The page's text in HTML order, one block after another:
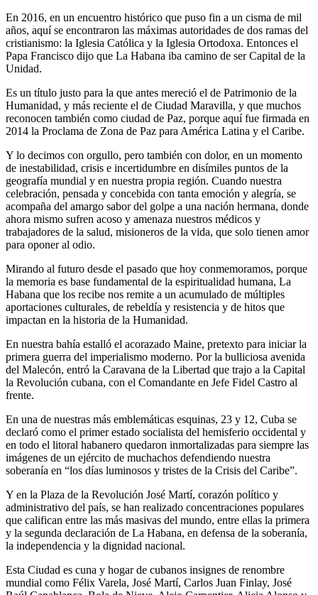
En 2016, en un encuentro histórico que puso fin a un cisma de mil
años, aquí se encontraron las máximas autoridades de dos ramas del
cristianismo: la Iglesia Católica y la Iglesia Ortodoxa. Entonces el
Papa Francisco dijo que La Habana iba camino de ser Capital de la
Unidad.
Es un título justo para la que antes mereció el de Patrimonio de la
Humanidad, y más reciente el de Ciudad Maravilla, y que muchos
reconocen también como ciudad de Paz, porque aquí fue firmada en
2014 la Proclama de Zona de Paz para América Latina y el Caribe.
Y lo decimos con orgullo, pero también con dolor, en un momento
de inestabilidad, crisis e incertidumbre en disímiles puntos de la
geografía mundial y en nuestra propia región. Cuando nuestra
celebración, pensada y concebida con tanta emoción y alegría, se
acompaña del amargo sabor del golpe a una nación hermana, donde
ahora mismo sufren acoso y amenaza nuestros médicos y
trabajadores de la salud, misioneros de la vida, que solo tienen amor
para oponer al odio.
Mirando al futuro desde el pasado que hoy conmemoramos, porque
la memoria es base fundamental de la espiritualidad humana, La
Habana que los recibe nos remite a un acumulado de múltiples
aportaciones culturales, de rebeldía y resistencia y de hitos que
impactan en la historia de la Humanidad.
En nuestra bahía estalló el acorazado Maine, pretexto para iniciar la
primera guerra del imperialismo moderno. Por la bulliciosa avenida
del Malecón, entró la Caravana de la Libertad que trajo a la Capital
la Revolución cubana, con el Comandante en Jefe Fidel Castro al
frente.
En una de nuestras más emblemáticas esquinas, 23 y 12, Cuba se
declaró como el primer estado socialista del hemisferio occidental y
en todo el litoral habanero quedaron inmortalizadas para siempre las
imágenes de un ejército de muchachos defendiendo nuestra
soberanía en “los días luminosos y tristes de la Crisis del Caribe”.
Y en la Plaza de la Revolución José Martí, corazón político y
administrativo del país, se han realizado concentraciones populares
que califican entre las más masivas del mundo, entre ellas la primera
y la segunda declaración de La Habana, en defensa de la soberanía,
la independencia y la dignidad nacional.
Esta Ciudad es cuna y hogar de cubanos insignes de renombre
mundial como Félix Varela, José Martí, Carlos Juan Finlay, José